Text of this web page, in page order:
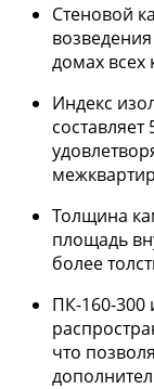
Стеновой
домах всех
Индекс
Толщина
площадь
более
ПК-160-300
что